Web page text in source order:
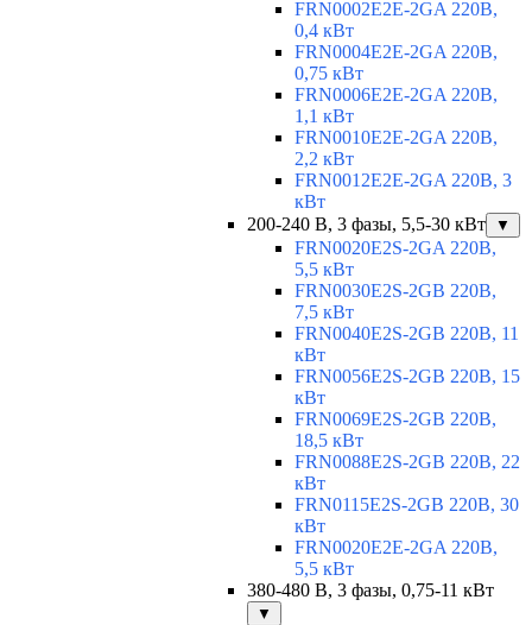
FRN0002E2E-2GA 220В,
0,4 кВт
FRN0004E2E-2GA 220В,
0,75 кВт
FRN0006E2E-2GA 220В,
1,1 кВт
FRN0010E2E-2GA 220В,
2,2 кВт
FRN0012E2E-2GA 220В, 3
кВт
200-240 В, 3 фазы, 5,5-30 кВт
▼
FRN0020E2S-2GA 220В,
5,5 кВт
FRN0030E2S-2GB 220В,
7,5 кВт
FRN0040E2S-2GB 220В, 11
кВт
FRN0056E2S-2GB 220В, 15
кВт
FRN0069E2S-2GB 220В,
18,5 кВт
FRN0088E2S-2GB 220В, 22
кВт
FRN0115E2S-2GB 220В, 30
кВт
FRN0020E2E-2GA 220В,
5,5 кВт
380-480 В, 3 фазы, 0,75-11 кВт
▼